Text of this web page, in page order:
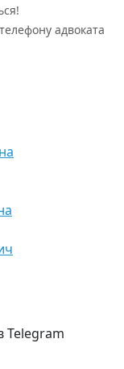
адвоката
Telegram